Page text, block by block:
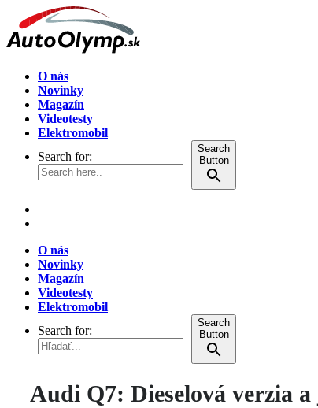
O nás
Novinky
Magazín
Videotesty
Elektromobil
Search for:
Search
Button
O nás
Novinky
Magazín
Videotesty
Elektromobil
Search for:
Search
Button
Audi Q7: Dieselová verzia